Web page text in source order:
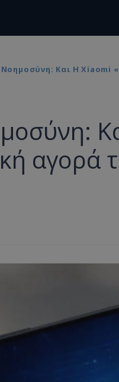
Και Η Xiaomi
αγορά